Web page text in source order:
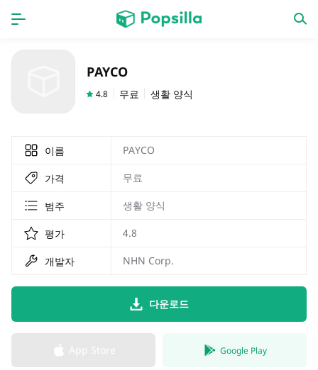
PAYCO
4.8 무료 생활 양식
이름 PAYCO
가격 무료
범주 생활 양식
평가 4.8
개발자 NHN Corp.
다운로드
Google Play